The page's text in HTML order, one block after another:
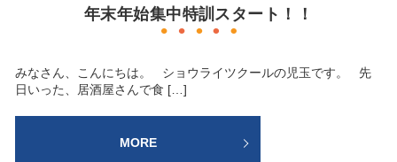
年末年始集中特訓スタート！！
みなさん、こんにちは。 ショウライツクールの児玉です。 先
日いった、居酒屋さんで食 […]
MORE